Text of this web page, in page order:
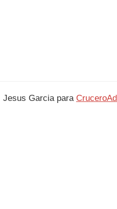
Jesus Garcia para